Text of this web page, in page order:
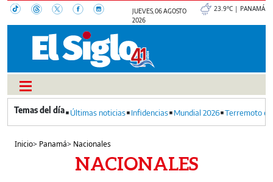
JUEVES, 06 AGOSTO
2026
23.9°C | PANAMÁ
Últimas noticias Infidencias Mundial 2026 Terremoto
Inicio> Panamá> Nacionales
NACIONALES